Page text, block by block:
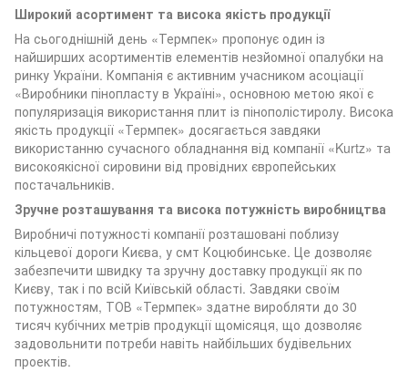
Широкий асортимент та висока якість продукції
На сьогоднішній день «Термпек» пропонує один із
найширших асортиментів елементів незйомної опалубки на
ринку України. Компанія є активним учасником асоціації
«Виробники пінопласту в Україні», основною метою якої є
популяризація використання плит із пінополістиролу. Висока
якість продукції «Термпек» досягається завдяки
використанню сучасного обладнання від компанії «Kurtz» та
високоякісної сировини від провідних європейських
постачальників.
Зручне розташування та висока потужність виробництва
Виробничі потужності компанії розташовані поблизу
кільцевої дороги Києва, у смт Коцюбинське. Це дозволяє
забезпечити швидку та зручну доставку продукції як по
Києву, так і по всій Київській області. Завдяки своїм
потужностям, ТОВ «Термпек» здатне виробляти до 30
тисяч кубічних метрів продукції щомісяця, що дозволяє
задовольнити потреби навіть найбільших будівельних
проектів.